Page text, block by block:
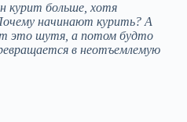
больше, хотя
начинают курить? А
это шутя, а потом будто
в неотъемлемую